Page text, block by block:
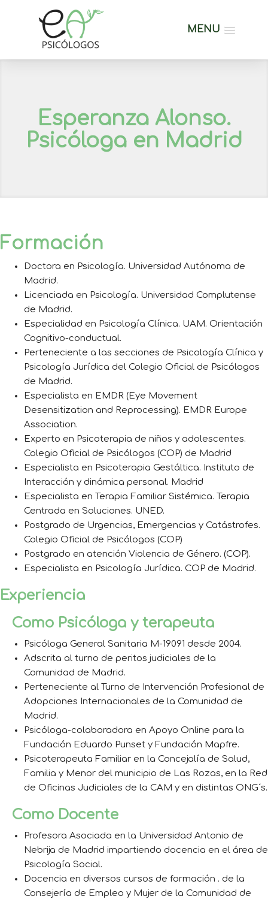
MENU
Esperanza Alonso.
Psicóloga en Madrid
Formación
Doctora en Psicología. Universidad Autónoma de
Madrid.
Licenciada en Psicología. Universidad Complutense
de Madrid.
Especialidad en Psicología Clínica. UAM. Orientación
Cognitivo-conductual.
Perteneciente a las secciones de Psicología Clínica y
Psicología Jurídica del Colegio Oficial de Psicólogos
de Madrid.
Especialista en EMDR (Eye Movement
Desensitization and Reprocessing). EMDR Europe
Association.
Experto en Psicoterapia de niños y adolescentes.
Colegio Oficial de Psicólogos (COP) de Madrid
Especialista en Psicoterapia Gestáltica. Instituto de
Interacción y dinámica personal. Madrid
Especialista en Terapia Familiar Sistémica. Terapia
Centrada en Soluciones. UNED.
Postgrado de Urgencias, Emergencias y Catástrofes.
Colegio Oficial de Psicólogos (COP)
Postgrado en atención Violencia de Género. (COP).
Especialista en Psicología Jurídica. COP de Madrid.
Experiencia
Como Psicóloga y terapeuta
Psicóloga General Sanitaria M-19091 desde 2004.
Adscrita al turno de peritos judiciales de la
Comunidad de Madrid.
Perteneciente al Turno de Intervención Profesional de
Adopciones Internacionales de la Comunidad de
Madrid.
Psicóloga-colaboradora en Apoyo Online para la
Fundación Eduardo Punset y Fundación Mapfre.
Psicoterapeuta Familiar en la Concejalía de Salud,
Familia y Menor del municipio de Las Rozas, en la Red
de Oficinas Judiciales de la CAM y en distintas ONG´s.
Como Docente
Profesora Asociada en la Universidad Antonio de
Nebrija de Madrid impartiendo docencia en el área de
Psicología Social.
Docencia en diversos cursos de formación . de la
Consejería de Empleo y Mujer de la Comunidad de